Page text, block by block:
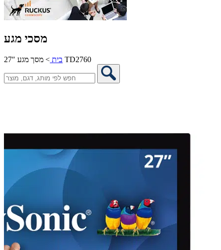
מסכי מגע
בית > מסך מגע 27″ TD2760